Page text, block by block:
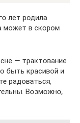
лет родила
может в скором
— трактование
быть красивой и
радоваться,
Возможно,